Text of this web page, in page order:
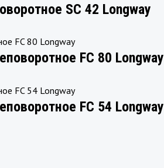
SC 42 Longway
FC 80 Longway
FC 54 Longway